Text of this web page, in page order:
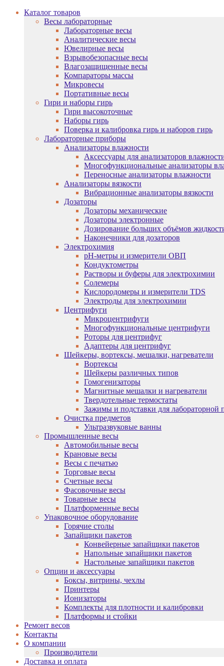
Каталог товаров
Весы лабораторные
Лабораторные весы
Аналитические весы
Ювелирные весы
Взрывобезопасные весы
Влагозащищенные весы
Компараторы массы
Микровесы
Портативные весы
Гири и наборы гирь
Гири высокоточные
Наборы гирь
Поверка и калибровка гирь и наборов гирь
Лабораторные приборы
Анализаторы влажности
Аксессуары для анализаторов
Многофункциональные анализаторы
Переносные анализаторы влажности
Анализаторы вязкости
Вибрационные анализаторы вязкости
Дозаторы
Дозаторы механические
Дозаторы электронные
Дозирование больших объёмов
Наконечники для дозаторов
Электрохимия
pH-метры и измерители ОВП
Кондуктометры
Растворы и буферы для электрохимии
Солемеры
Кислородомеры и измерители TDS
Электроды для электрохимии
Центрифуги
Микроцентрифуги
Многофункциональные центрифуги
Роторы для центрифуг
Адаптеры для центрифуг
Шейкеры, вортексы, мешалки, нагреватели
Вортексы
Шейкеры различных типов
Гомогенизаторы
Магнитные мешалки и нагреватели
Твердотельные термостаты
Зажимы и подставки для лабораторной
Очистка предметов
Ультразвуковые ванны
Промышленные весы
Автомобильные весы
Крановые весы
Весы с печатью
Торговые весы
Счетные весы
Фасовочные весы
Товарные весы
Платформенные весы
Упаковочное оборудование
Горячие столы
Запайщики пакетов
Конвейерные запайщики пакетов
Напольные запайщики пакетов
Настольные запайщики пакетов
Опции и аксессуары
Боксы, витрины, чехлы
Принтеры
Ионизаторы
Комплекты для плотности и калибровки
Платформы и стойки
Ремонт весов
Контакты
О компании
Производители
Доставка и оплата